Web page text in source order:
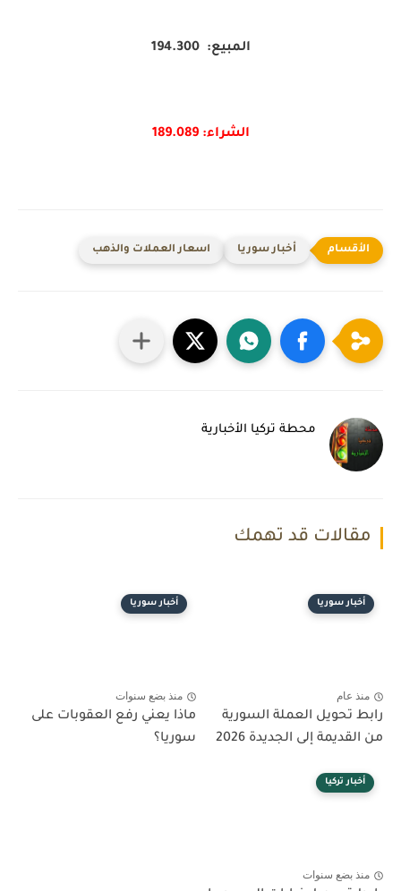
المبيع: 194.300
الشراء: 189.089
أخبار سوريا اسعار العملات والذهب
محطة تركيا الأخبارية
مقالات قد تهمك
أخبار سوريا
منذ عام
رابط تحويل العملة السورية
من القديمة إلى الجديدة 2026
أخبار سوريا
منذ بضع سنوات
ماذا يعني رفع العقوبات على
سوريا؟
أخبار تركيا
منذ بضع سنوات